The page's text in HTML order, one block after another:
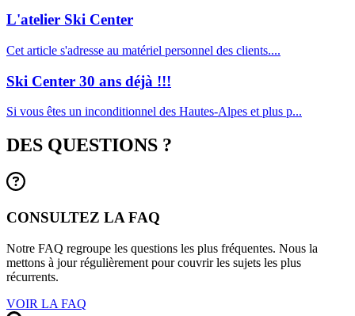
L'atelier Ski Center
Cet article s'adresse au matériel personnel des clients....
Ski Center 30 ans déjà !!!
Si vous êtes un inconditionnel des Hautes-Alpes et plus p...
DES QUESTIONS ?
CONSULTEZ LA FAQ
Notre FAQ regroupe les questions les plus fréquentes. Nous la
mettons à jour régulièrement pour couvrir les sujets les plus
récurrents.
VOIR LA FAQ